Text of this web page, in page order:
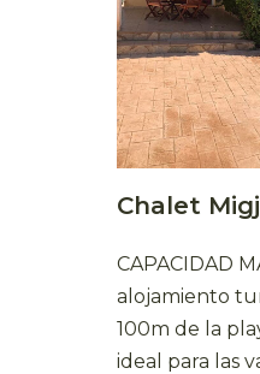
Chalet
CAPACIDAD
alojamiento
100m de la
ideal para las